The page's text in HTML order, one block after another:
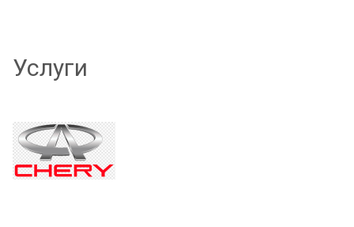
Услуги